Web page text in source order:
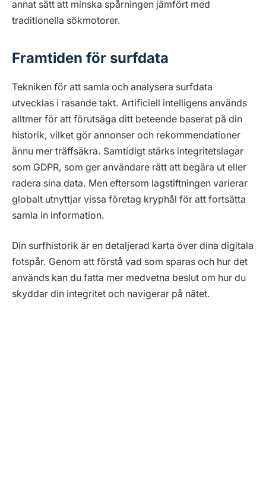
annat sätt att minska spårningen jämfört med
traditionella sökmotorer.
Framtiden för surfdata
Tekniken för att samla och analysera surfdata
utvecklas i rasande takt. Artificiell intelligens används
alltmer för att förutsäga ditt beteende baserat på din
historik, vilket gör annonser och rekommendationer
ännu mer träffsäkra. Samtidigt stärks integritetslagar
som GDPR, som ger användare rätt att begära ut eller
radera sina data. Men eftersom lagstiftningen varierar
globalt utnyttjar vissa företag kryphål för att fortsätta
samla in information.
Din surfhistorik är en detaljerad karta över dina digitala
fotspår. Genom att förstå vad som sparas och hur det
används kan du fatta mer medvetna beslut om hur du
skyddar din integritet och navigerar på nätet.